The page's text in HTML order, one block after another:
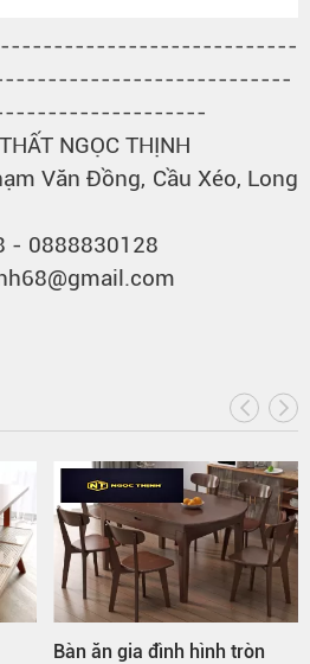
NGỌC THỊNH
Văn Đồng, Cầu Xéo, Long
- 0888830128
Bàn ăn gia đình hình tròn